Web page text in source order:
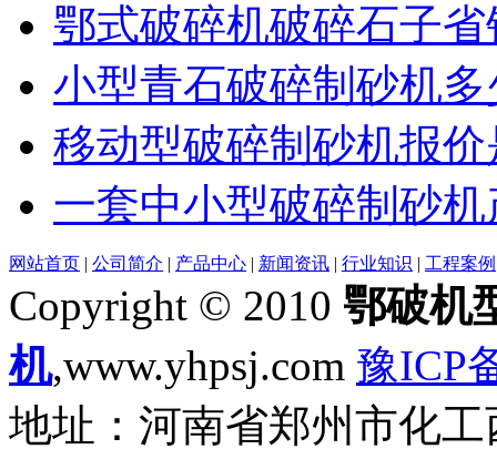
鄂式破碎机破碎石子
小型青石破碎制砂机
移动型破碎制砂机报
一套中小型破碎制砂
网站首页 | 公司简介 | 产品中心 | 新闻资讯 | 行业知识 | 工程案例
Copyright © 2010 鄂破机
机,www.yhpsj.com 豫ICP
地址：河南省郑州市化